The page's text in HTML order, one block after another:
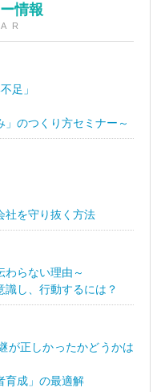
情報
足」
」のつくり方セミナー～
社を守り抜く方法
わらない理由～
し、行動するには？
が正しかったかどうかは
成」の最適解